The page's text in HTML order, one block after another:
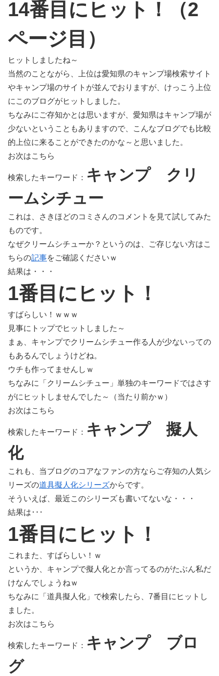
14番目にヒット！（2
ページ目）
ヒットしましたね～
当然のことながら、上位は愛知県のキャンプ場検索サイト
やキャンプ場のサイトが並んでおりますが、けっこう上位
にこのブログがヒットしました。
ちなみにご存知かとは思いますが、愛知県はキャンプ場が
少ないということもありますので、こんなブログでも比較
的上位に来ることができたのかな～と思いました。
お次はこちら
検索したキーワード： キャンプ クリ
ームシチュー
これは、さきほどのコミさんのコメントを見て試してみた
ものです。
なぜクリームシチューか？というのは、ご存じない方はこ
ちらの記事をご確認くださいｗ
結果は・・・
1番目にヒット！
すばらしい！ｗｗｗ
見事にトップでヒットしました～
まぁ、キャンプでクリームシチュー作る人が少ないっての
もあるんでしょうけどね。
ウチも作ってませんしｗ
ちなみに「クリームシチュー」単独のキーワードではさす
がにヒットしませんでした～（当たり前かｗ）
お次はこちら
検索したキーワード： キャンプ 擬人
化
これも、当ブログのコアなファンの方ならご存知の人気シ
リーズの道具擬人化シリーズからです。
そういえば、最近このシリーズも書いてないな・・・
結果は･･･
1番目にヒット！
これまた、すばらしい！ｗ
というか、キャンプで擬人化とか言ってるのがたぶん私だ
けなんでしょうねｗ
ちなみに「道具擬人化」で検索したら、7番目にヒットし
ました。
お次はこちら
検索したキーワード： キャンプ ブロ
グ